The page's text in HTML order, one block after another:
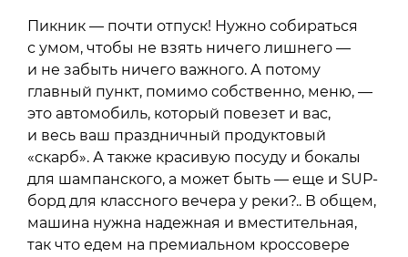
Пикник — почти отпуск! Нужно собираться
с умом, чтобы не взять ничего лишнего —
и не забыть ничего важного. А потому
главный пункт, помимо собственно, меню, —
это автомобиль, который повезет и вас,
и весь ваш праздничный продуктовый
«скарб». А также красивую посуду и бокалы
для шампанского, а может быть — еще и SUP-
борд для классного вечера у реки?.. В общем,
машина нужна надежная и вместительная,
так что едем на премиальном кроссовере